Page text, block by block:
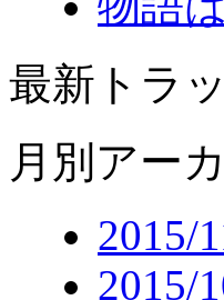
最新トラ
月別アー
2015/
2015/